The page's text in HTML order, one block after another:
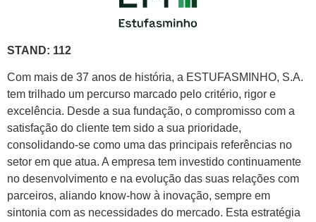
STAND: 112
Com mais de 37 anos de história, a ESTUFASMINHO, S.A.
tem trilhado um percurso marcado pelo critério, rigor e
excelência. Desde a sua fundação, o compromisso com a
satisfação do cliente tem sido a sua prioridade,
consolidando-se como uma das principais referências no
setor em que atua. A empresa tem investido continuamente
no desenvolvimento e na evolução das suas relações com
parceiros, aliando know-how à inovação, sempre em
sintonia com as necessidades do mercado. Esta estratégia